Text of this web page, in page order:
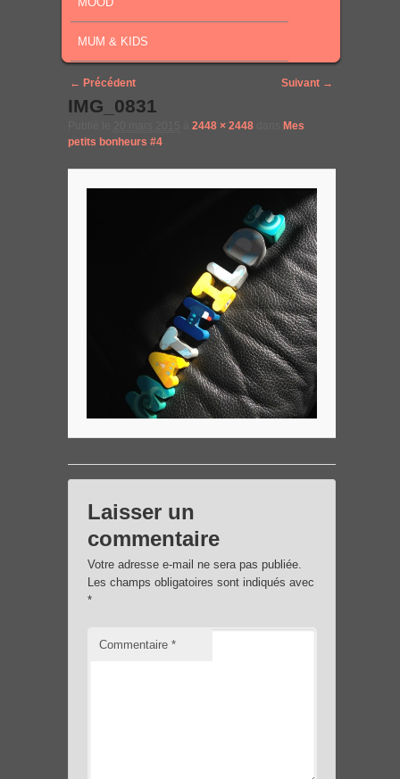
MUM & KIDS
Image navigation
← Précédent Suivant →
IMG_0831
2448 × 2448dans Mes
petits bonheurs #4
Laisser un
commentaire
Votre adresse e-mail ne sera pas publiée.
Les champs obligatoires sont indiqués avec
*
Commentaire *